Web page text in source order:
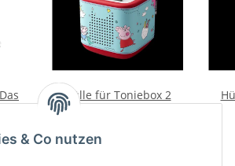
& Co nutzen
Hülle für Toniebox 2